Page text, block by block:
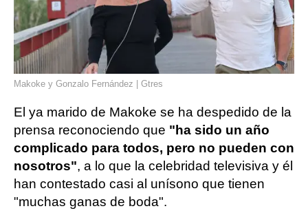
Makoke y Gonzalo Fernández | Gtres
El ya marido de Makoke se ha despedido de la
prensa reconociendo que "ha sido un año
complicado para todos, pero no pueden con
nosotros", a lo que la celebridad televisiva y él
han contestado casi al unísono que tienen
"muchas ganas de boda".